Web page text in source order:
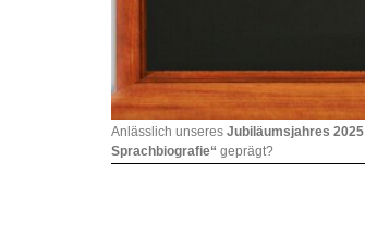
Anlässlich unseres Jubiläumsjahres 2025
Sprachbiografie“ geprägt?